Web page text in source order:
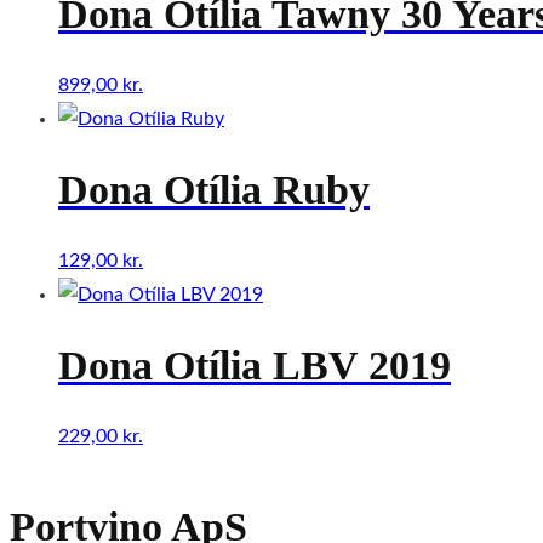
Dona Otília Tawny 30
899,00 kr.
Dona Otília Ruby
129,00 kr.
Dona Otília LBV 2019
229,00 kr.
Portvino ApS